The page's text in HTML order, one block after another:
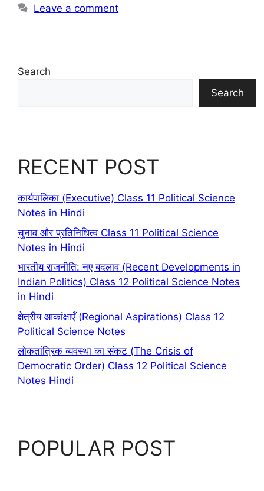
Leave a comment
Search
Search
RECENT POST
कार्यपालिका (Executive) Class 11 Political Science
Notes in Hindi
चुनाव और प्रतिनिधित्व Class 11 Political Science
Notes in Hindi
भारतीय राजनीति: नए बदलाव (Recent Developments in
Indian Politics) Class 12 Political Science Notes
in Hindi
क्षेत्रीय आकांक्षाएँ (Regional Aspirations) Class 12
Political Science Notes
लोकतांत्रिक व्यवस्था का संकट (The Crisis of
Democratic Order) Class 12 Political Science
Notes Hindi
POPULAR POST